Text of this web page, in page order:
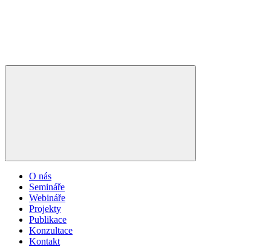
O nás
Semináře
Webináře
Projekty
Publikace
Konzultace
Kontakt